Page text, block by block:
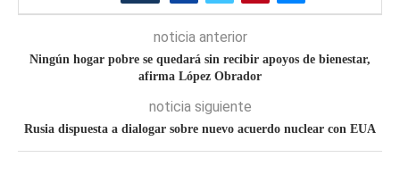
noticia anterior
Ningún hogar pobre se quedará sin recibir apoyos de bienestar,
afirma López Obrador
noticia siguiente
Rusia dispuesta a dialogar sobre nuevo acuerdo nuclear con EUA